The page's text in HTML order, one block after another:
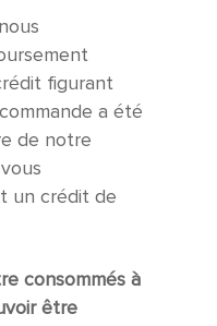
figurant
a été
de notre
un crédit de
consommés à
être